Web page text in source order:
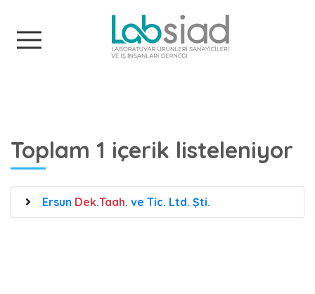
Toplam 1 içerik listeleniyor
Ersun Dek.Taah. ve Tic. Ltd. Şti.